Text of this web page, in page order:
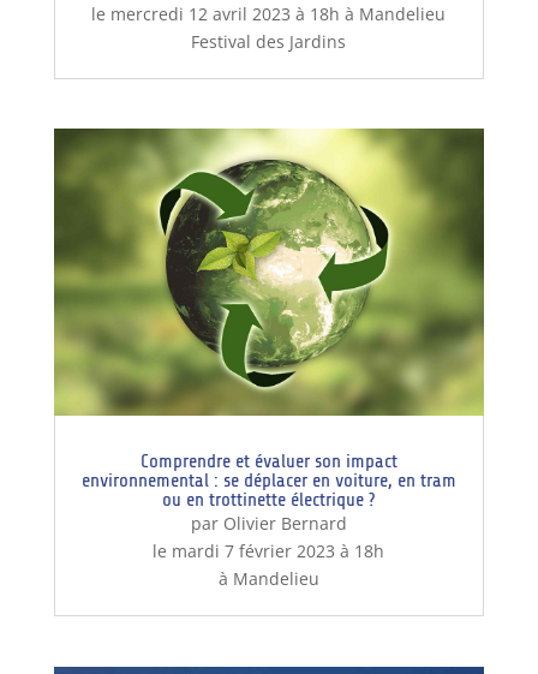
le mercredi 12 avril 2023 à 18h à Mandelieu
Festival des Jardins
Comprendre et évaluer son impact
environnemental : se déplacer en voiture, en tram
ou en trottinette électrique ?
par Olivier Bernard
le mardi 7 février 2023 à 18h
à Mandelieu